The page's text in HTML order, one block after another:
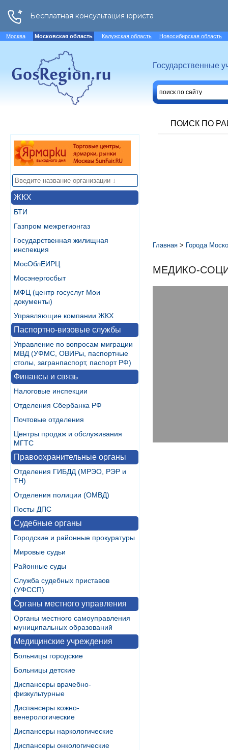
Москва Московская область Калужская область Новосибирская область
Государственные
ПОИСК ПО
ЖКХ
БТИ
Газпром межрегионгаз
Государственная жилищная
инспекция
МосОблЕИРЦ
Мосэнергосбыт
МФЦ (центр госуслуг Мои
документы)
Управляющие компании ЖКХ
Паспортно-визовые службы
Управление по вопросам миграции
МВД (УФМС, ОВИРы, паспортные
столы, загранпаспорт, паспорт РФ)
Финансы и связь
Налоговые инспекции
Отделения Сбербанка РФ
Почтовые отделения
Центры продаж и обслуживания
МГТС
Правоохранительные органы
Отделения ГИБДД (МРЭО, РЭР и
ТН)
Отделения полиции (ОМВД)
Посты ДПС
Судебные органы
Городские и районные прокуратуры
Мировые судьи
Районные суды
Служба судебных приставов
(УФССП)
Органы местного управления
Органы местного самоуправления
муниципальных образований
Медицинские учреждения
Больницы городские
Больницы детские
Диспансеры врачебно-
физкультурные
Диспансеры кожно-
венерологические
Диспансеры наркологические
Диспансеры онкологические
Главная > Города
МЕДИКО-